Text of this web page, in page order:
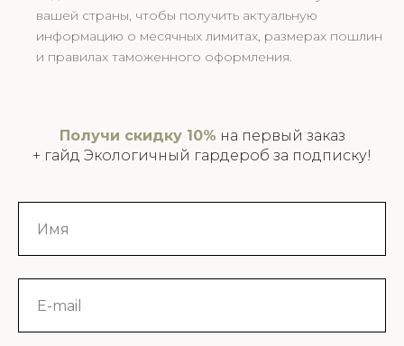
вашей страны, чтобы получить актуальную
информацию о месячных лимитах, размерах пошлин
и правилах таможенного оформления.
Получи скидку 10% на первый заказ
+ гайд Экологичный гардероб за подписку!